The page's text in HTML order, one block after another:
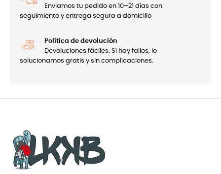
Enviamos tu pedido en 10–21 días con
seguimiento y entrega segura a domicilio
Política de devolución
Devoluciones fáciles. Si hay fallos, lo
solucionamos gratis y sin complicaciones.